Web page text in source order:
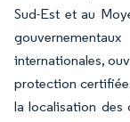
Sud-Est et au
internationales,
protection
la localisation des